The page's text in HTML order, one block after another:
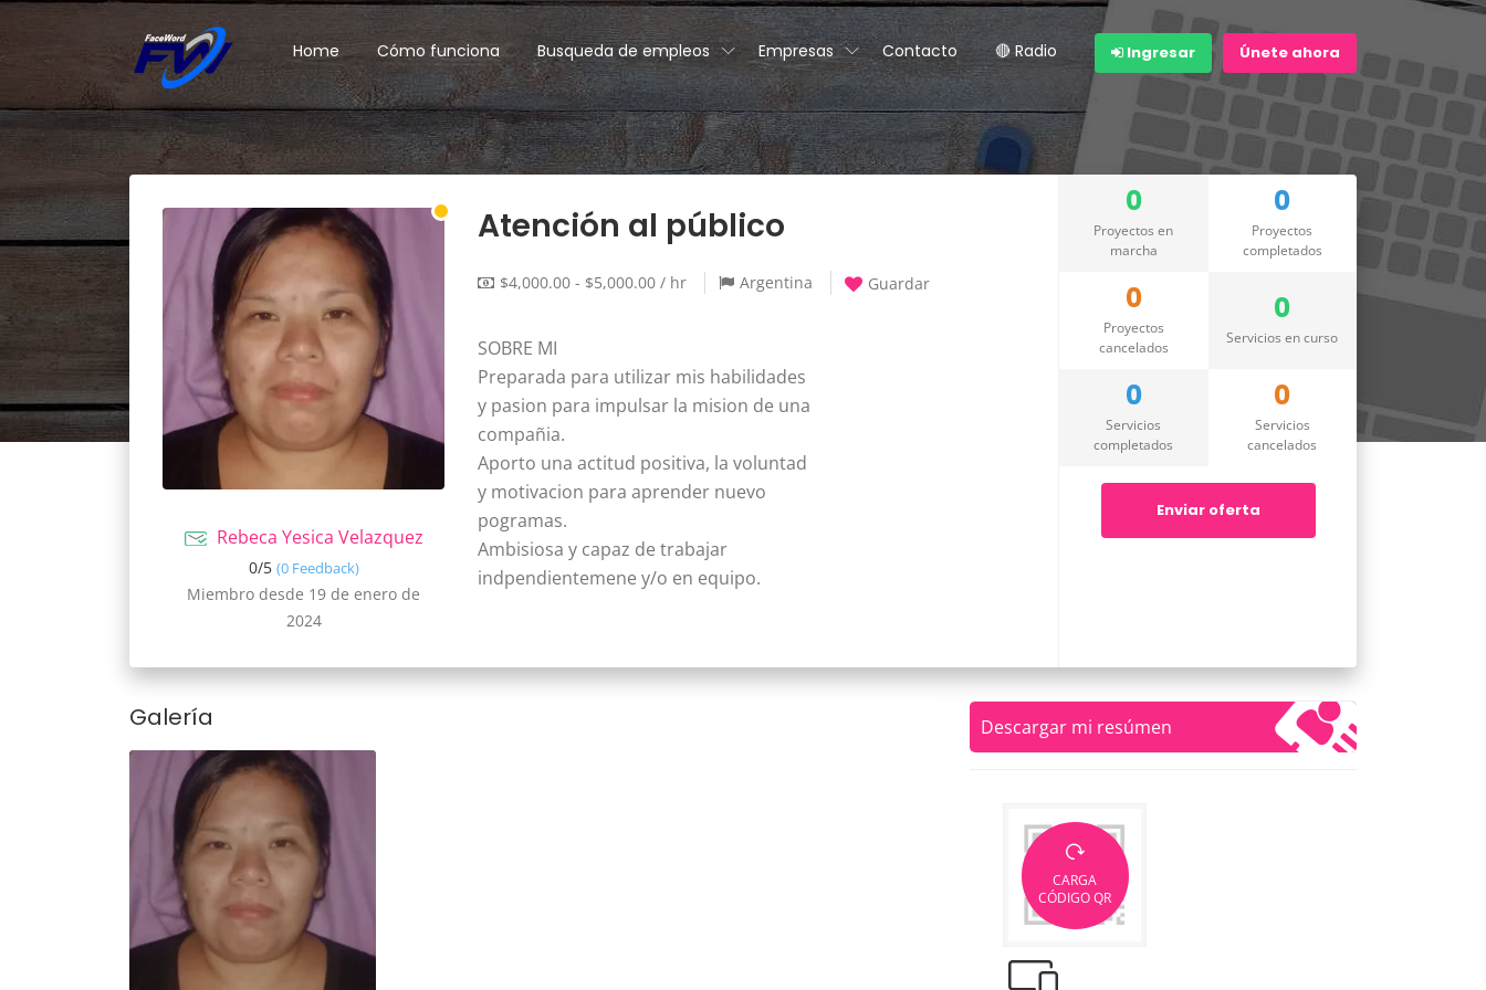
Home Cómo funciona Busqueda de empleos Empresas Contacto 🔴 Radio Ingresar Únete ahora
Rebeca Yesica Velazquez
0/5 (0 Feedback)
Miembro desde 19 de enero de
2024
Atención al público
$4,000.00 - $5,000.00 / hr Argentina Guardar
SOBRE MI
Preparada para utilizar mis habilidades
y pasion para impulsar la mision de una
compañia.
Aporto una actitud positiva, la voluntad
y motivacion para aprender nuevo
pogramas.
Ambisiosa y capaz de trabajar
indpendientemene y/o en equipo.
0
Proyectos en
marcha
0
Proyectos
completados
0
Proyectos
cancelados
0
Servicios en curso
0
Servicios
completados
0
Servicios
cancelados
Enviar oferta
Galería Descargar mi resúmen
CARGA
CÓDIGO QR